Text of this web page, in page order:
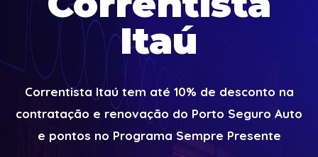
Itaú
Correntista Itaú tem até 10% de desconto na
contratação e renovação do Porto Seguro Auto
e pontos no Programa Sempre Presente